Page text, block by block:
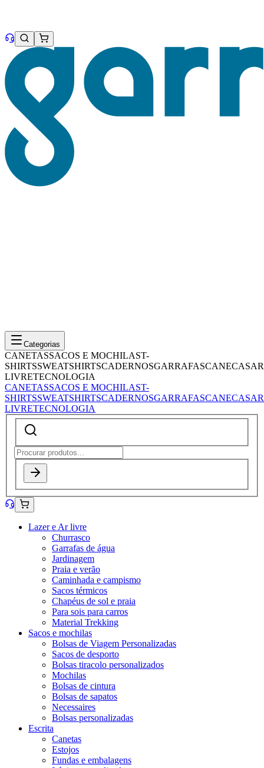
Categorias
CANETASSACOS E MOCHILAST-
SHIRTSSWEATSHIRTSCADERNOSGARRAFASCANECASAR
LIVRETECNOLOGIA
CANETASSACOS E MOCHILAST-
SHIRTSSWEATSHIRTSCADERNOSGARRAFASCANECASAR
LIVRETECNOLOGIA
Lazer e Ar livre
Churrasco
Garrafas de água
Jardinagem
Praia e verão
Caminhada e campismo
Sacos térmicos
Chapéus de sol e praia
Para sois para carros
Material Trekking
Sacos e mochilas
Bolsas de Viagem Personalizadas
Sacos de desporto
Bolsas tiracolo personalizados
Mochilas
Bolsas de cintura
Bolsas de sapatos
Necessaires
Bolsas personalizadas
Escrita
Canetas
Estojos
Fundas e embalagens